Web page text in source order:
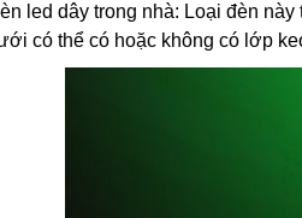
led dây trong nhà: Loại đèn
có thể có hoặc không có lớp